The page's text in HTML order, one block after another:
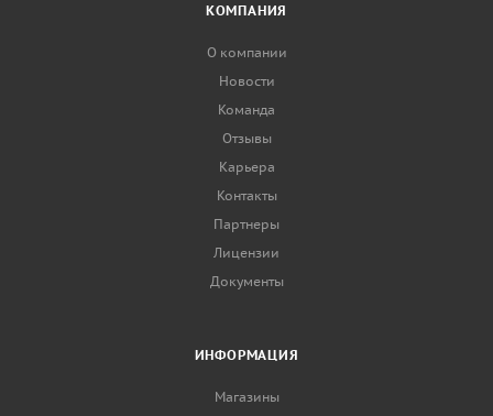
КОМПАНИЯ
О компании
Новости
Команда
Отзывы
Карьера
Контакты
Партнеры
Лицензии
Документы
ИНФОРМАЦИЯ
Магазины